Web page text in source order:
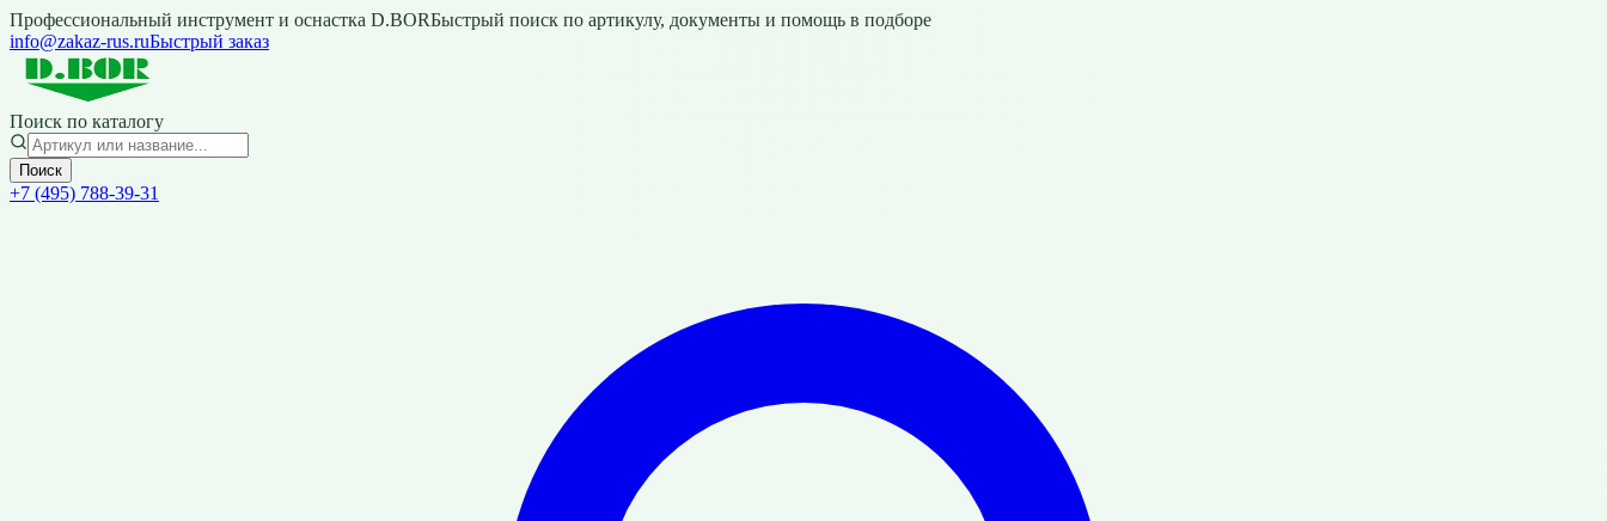
Профессиональный инструмент и оснастка D.BORБыстрый поиск по артикулу, документы и помощь в подборе
info@zakaz-rus.ruБыстрый заказ
Поиск по каталогу
Поиск
+7 (495) 788-39-31